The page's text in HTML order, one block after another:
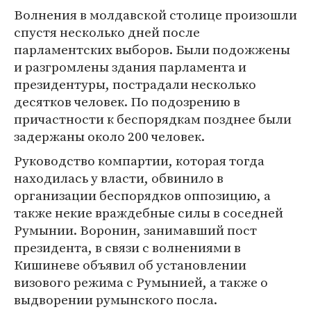
Волнения в молдавской столице произошли
спустя несколько дней после
парламентских выборов. Были подожжены
и разгромлены здания парламента и
президентуры, пострадали несколько
десятков человек. По подозрению в
причастности к беспорядкам позднее были
задержаны около 200 человек.
Руководство компартии, которая тогда
находилась у власти, обвинило в
организации беспорядков оппозицию, а
также некие враждебные силы в соседней
Румынии. Воронин, занимавший пост
президента, в связи с волнениями в
Кишиневе объявил об установлении
визового режима с Румынией, а также о
выдворении румынского посла.